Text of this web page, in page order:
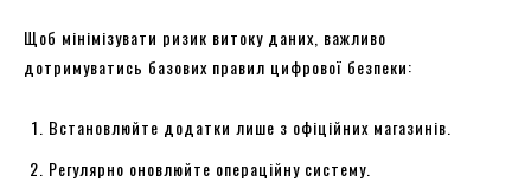
Щоб мінімізувати ризик витоку даних, важливо
дотримуватись базових правил цифрової безпеки:
Встановлюйте додатки лише з офіційних магазинів.
Регулярно оновлюйте операційну систему.